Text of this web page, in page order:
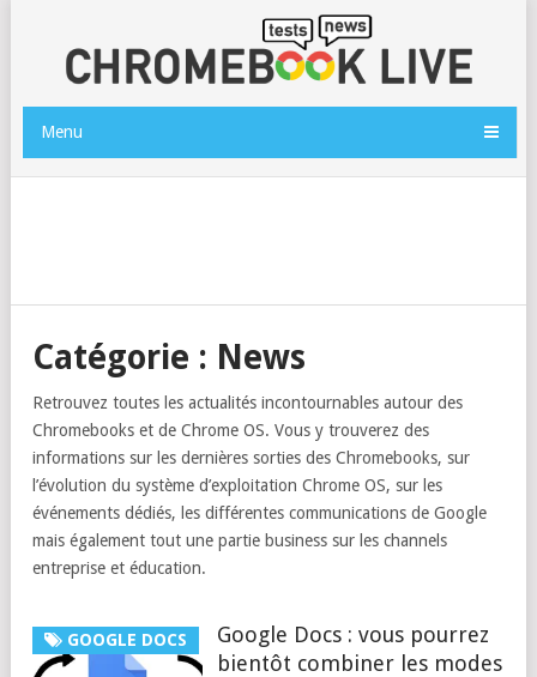
Menu
Catégorie : News
Retrouvez toutes les actualités incontournables autour des
Chromebooks et de Chrome OS. Vous y trouverez des
informations sur les dernières sorties des Chromebooks, sur
l’évolution du système d’exploitation Chrome OS, sur les
événements dédiés, les différentes communications de Google
mais également tout une partie business sur les channels
entreprise et éducation.
GOOGLE DOCS
Google Docs : vous pourrez
bientôt combiner les modes